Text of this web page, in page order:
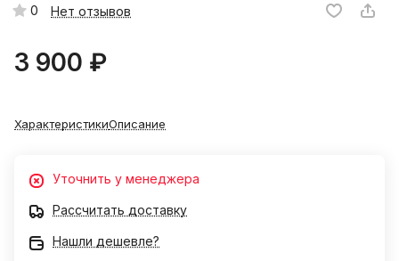
0 Нет отзывов
3 900 ₽
ХарактеристикиОписание
Уточнить у менеджера
Рассчитать доставку
Нашли дешевле?